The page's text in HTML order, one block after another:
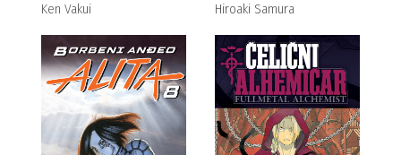
Ken Vakui Hiroaki Samura